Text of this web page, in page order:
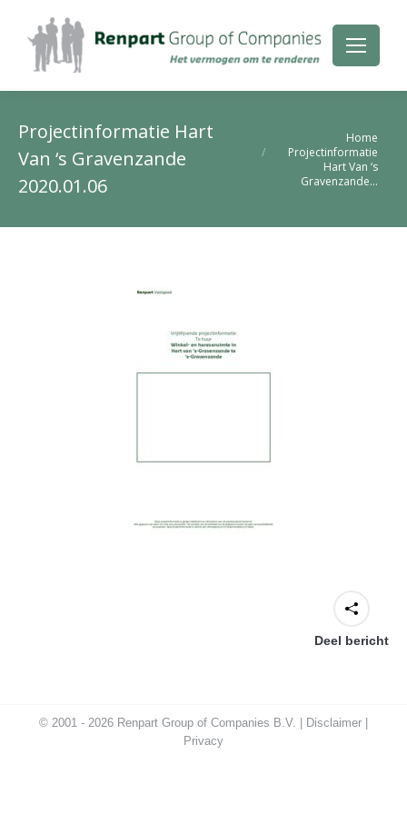
Projectinformatie Hart
Van ‘s Gravenzande
2020.01.06
Home
Projectinformatie
Hart Van ‘s
Gravenzande…
Deel bericht
© 2001 - 2026 Renpart Group of Companies B.V. | Disclaimer
Privacy